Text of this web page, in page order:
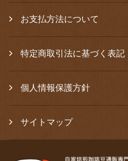
お支払方法について
特定商取引法に基づく表記
個人情報保護方針
サイトマップ